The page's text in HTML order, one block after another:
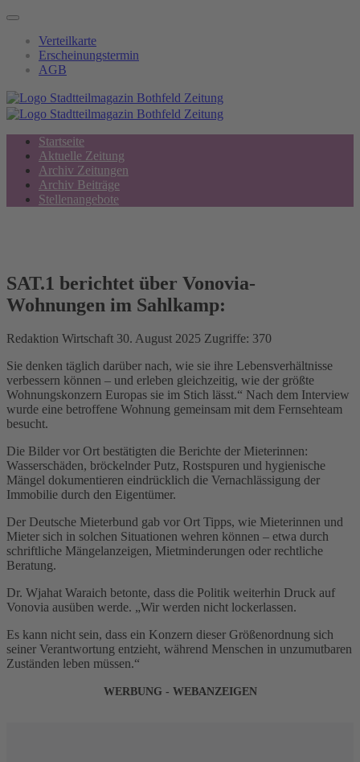
Verteilkarte
Erscheinungstermin
AGB
Startseite
Aktuelle Zeitung
Archiv Zeitungen
Archiv Beiträge
Stellenangebote
SAT.1 berichtet über Vonovia-
Wohnungen im Sahlkamp:
Redaktion Wirtschaft 30. August 2025 Zugriffe: 370
Sie denken täglich darüber nach, wie sie ihre Lebensverhältnisse
verbessern können – und erleben gleichzeitig, wie der größte
Wohnungskonzern Europas sie im Stich lässt.“ Nach dem Interview
wurde eine betroffene Wohnung gemeinsam mit dem Fernsehteam
besucht.
Die Bilder vor Ort bestätigten die Berichte der Mieterinnen:
Wasserschäden, bröckelnder Putz, Rostspuren und hygienische
Mängel dokumentieren eindrücklich die Vernachlässigung der
Immobilie durch den Eigentümer.
Der Deutsche Mieterbund gab vor Ort Tipps, wie Mieterinnen und
Mieter sich in solchen Situationen wehren können – etwa durch
schriftliche Mängelanzeigen, Mietminderungen oder rechtliche
Beratung.
Dr. Wjahat Waraich betonte, dass die Politik weiterhin Druck auf
Vonovia ausüben werde. „Wir werden nicht lockerlassen.
Es kann nicht sein, dass ein Konzern dieser Größenordnung sich
seiner Verantwortung entzieht, während Menschen in unzumutbaren
Zuständen leben müssen.“
WERBUNG - WEBANZEIGEN